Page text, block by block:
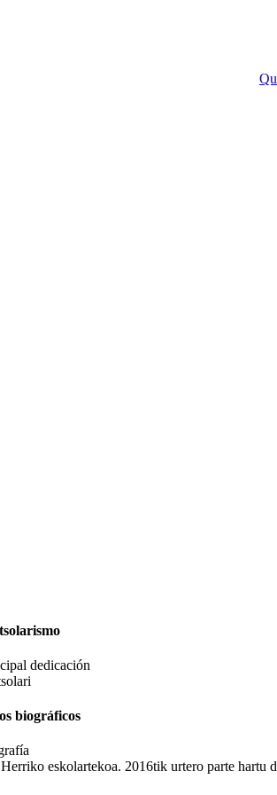
dedicación
biográficos
eskolartekoa. 2016tik urtero parte